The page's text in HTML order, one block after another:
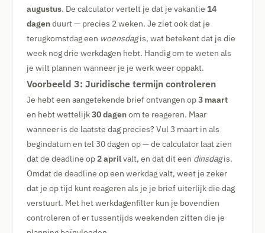
augustus. De calculator vertelt je dat je vakantie 14
dagenduurt — precies 2 weken. Je ziet ook dat je
terugkomstdag een woensdagis, wat betekent dat je die
week nog drie werkdagen hebt. Handig om te weten als
je wilt plannen wanneer je je werk weer oppakt.
Voorbeeld 3: Juridische termijn controleren
Je hebt een aangetekende brief ontvangen op3 maart
en hebt wettelijk30 dagenom te reageren. Maar
wanneer is de laatste dag precies? Vul 3 maart in als
begindatum en tel 30 dagen op — de calculator laat zien
dat de deadline op 2 aprilvalt, en dat dit een dinsdagis.
Omdat de deadline op een werkdag valt, weet je zeker
dat je op tijd kunt reageren als je je brief uiterlijk die dag
verstuurt. Met het werkdagenfilter kun je bovendien
controleren of er tussentijds weekenden zitten die je